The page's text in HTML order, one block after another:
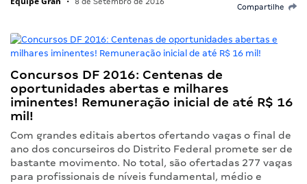
Compartilhe
Concursos DF 2016: Centenas de
oportunidades abertas e milhares
iminentes! Remuneração inicial de até R$ 16
mil!
Com grandes editais abertos ofertando vagas o final de
ano dos concurseiros do Distrito Federal promete ser de
bastante movimento. No total, são ofertadas 277 vagas
para profissionais de níveis fundamental, médio e